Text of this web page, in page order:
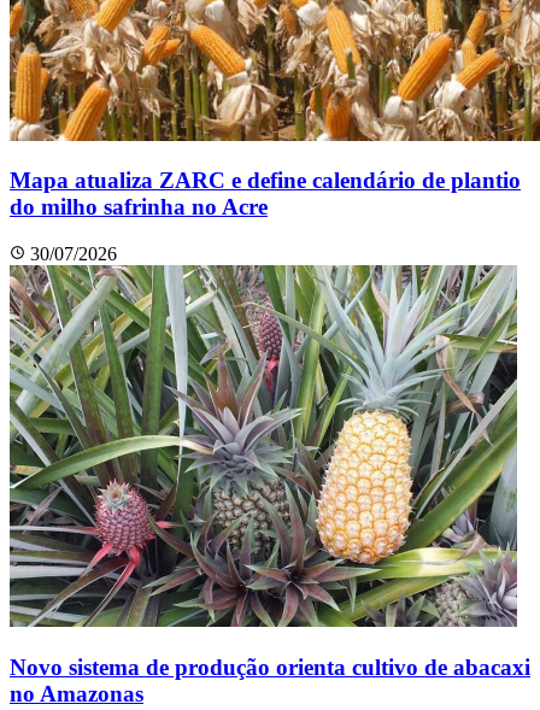
Mapa atualiza ZARC e define calendário de plantio
do milho safrinha no Acre
30/07/2026
Novo sistema de produção orienta cultivo de abacaxi
no Amazonas